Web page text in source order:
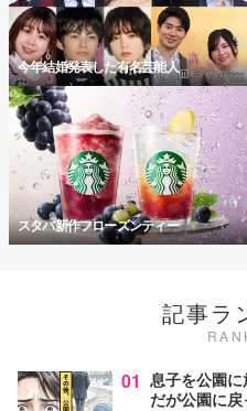
今年結婚発表した有名芸能人
スタバ新作フローズンティー
記事ラ
01 息子を公園
だが公園に